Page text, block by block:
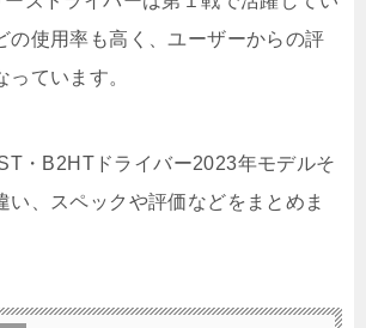
の使用率も高く、ユーザーからの評
っています。
・B2HTドライバー2023年モデルそ
い、スペックや評価などをまとめま